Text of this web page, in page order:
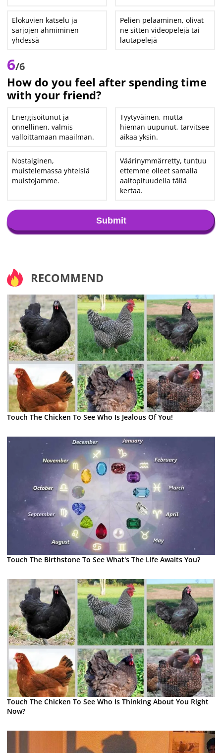
Elokuvien katselu ja
sarjojen ahmiminen
yhdessä
Pelien pelaaminen, olivat
ne sitten videopelejä tai
lautapelejä
6/6
How do you feel after spending time
with your friend?
Energisoitunut ja
onnellinen, valmis
valloittamaan maailman.
Tyytyväinen, mutta
hieman uupunut, tarvitsee
aikaa yksin.
Nostalginen,
muistelemassa yhteisiä
muistojamme.
Väärinymmärretty, tuntuu
ettemme olleet samalla
aaltopituudella tällä
kertaa.
Submit
RECOMMEND
Touch The Chicken To See Who Is Jealous Of You!
Touch The Birthstone To See What's The Life Awaits You?
Touch The Chicken To See Who Is Thinking About You Right
Now?